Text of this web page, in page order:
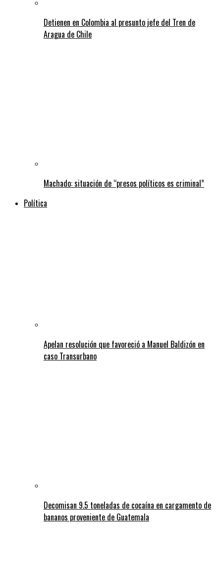
Detienen en Colombia al presunto jefe del Tren de
Aragua de Chile
Machado: situación de “presos políticos es criminal”
Política
Apelan resolución que favoreció a Manuel Baldizón en
caso Transurbano
Decomisan 9.5 toneladas de cocaína en cargamento de
bananos proveniente de Guatemala